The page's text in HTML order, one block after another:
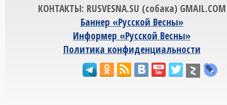
КОНТАКТЫ: RUSVESNA.SU (собака) GMAIL.COM
Баннер «Русской Весны»
Информер «Русской Весны»
Политика конфиденциальности